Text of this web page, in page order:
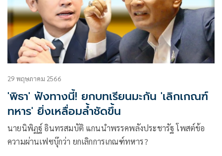
29 พฤษภาคม 2566
'พิธา' ฟังทางนี้! ยกบทเรียนมะกัน 'เลิกเกณฑ์
ทหาร' ยิ่งเหลื่อมล้ำชัดขึ้น
นายนิพิฏฐ์ อินทรสมบัติ แกนนำพรรคพลังประชารัฐ โพสต์ข้อ
ความผ่านเฟซบุ๊กว่า ยกเลิกการเกณฑ์ทหาร?